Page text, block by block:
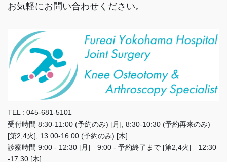
お気軽にお問い合わせください。
TEL : 045-681-5101
受付時間 8:30-11:00 (予約のみ) [月], 8:30-10:30 (予約再来のみ)
[第2,4火], 13:00-16:00 (予約のみ) [木]
診察時間 9:00 - 12:30 [月] 9:00 - 予約終了まで [第2,4火] 12:30
-17:30 [木]